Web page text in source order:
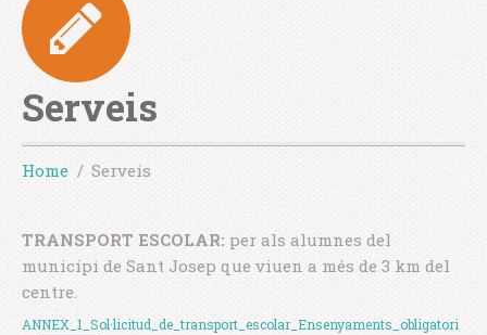
Serveis
Home Serveis
TRANSPORT ESCOLAR: per als alumnes del
municipi de Sant Josep que viuen a més de 3 km del
centre.
ANNEX_1_Sol·licitud_de_transport_escolar_Ensenyaments_obligatori